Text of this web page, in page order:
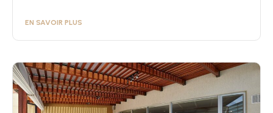
EN SAVOIR PLUS